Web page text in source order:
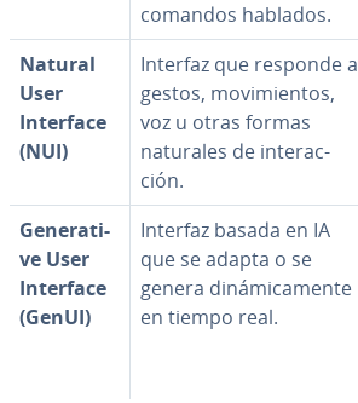
comandos hablados.
Natural
User
Interface
(NUI)
Interfaz que responde a
gestos, mo­vi­mie­n­tos,
voz u otras formas
naturales de in­ter­ac­
ción.
Ge­ne­ra­ti­
ve User
Interface
(GenUI)
Interfaz basada en IA
que se adapta o se
genera di­ná­mi­ca­me­n­te
en tiempo real.